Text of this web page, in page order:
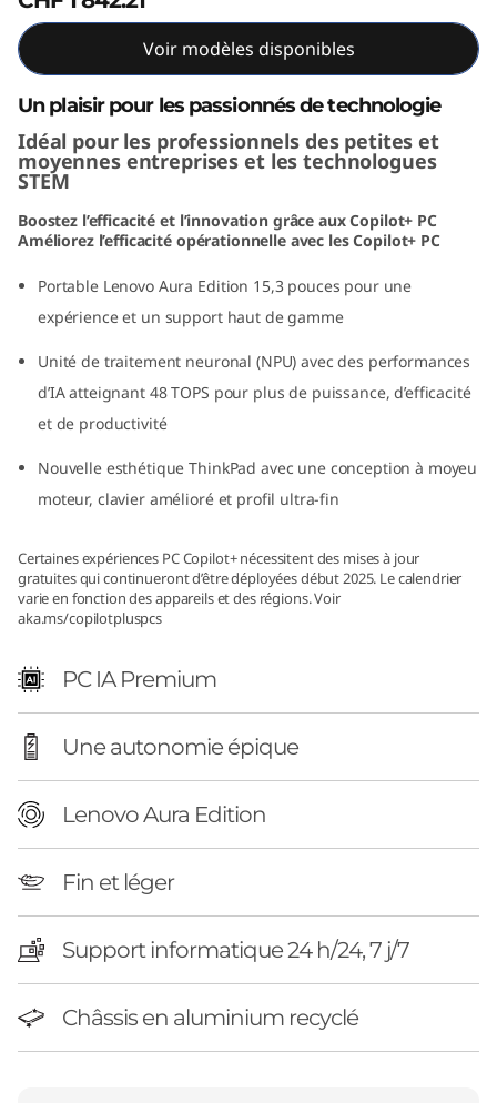
o
n
1
5
n
e
Voir modèles disponibles
Un plaisir pour les passionnés de technologie
Idéal pour les professionnels des petites et
moyennes entreprises et les technologues
STEM
Boostez l’efficacité et l’innovation grâce aux Copilot+ PC
Améliorez l’efficacité opérationnelle avec les Copilot+ PC
Portable Lenovo Aura Edition 15,3 pouces pour une
expérience et un support haut de gamme
Unité de traitement neuronal (NPU) avec des performances
d’IA atteignant 48 TOPS pour plus de puissance, d’efficacité
et de productivité
Nouvelle esthétique ThinkPad avec une conception à moyeu
moteur, clavier amélioré et profil ultra-fin
Certaines expériences PC Copilot+ nécessitent des mises à jour
gratuites qui continueront d’être déployées début 2025. Le calendrier
varie en fonction des appareils et des régions. Voir
aka.ms/copilotpluspcs
PC IA Premium
Une autonomie épique
Lenovo Aura Edition
Fin et léger
Support informatique 24 h/24, 7 j/7
Châssis en aluminium recyclé